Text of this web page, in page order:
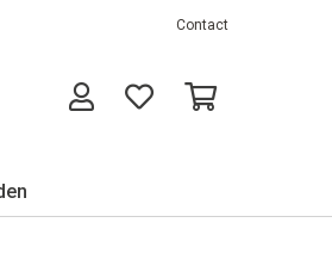
Contact